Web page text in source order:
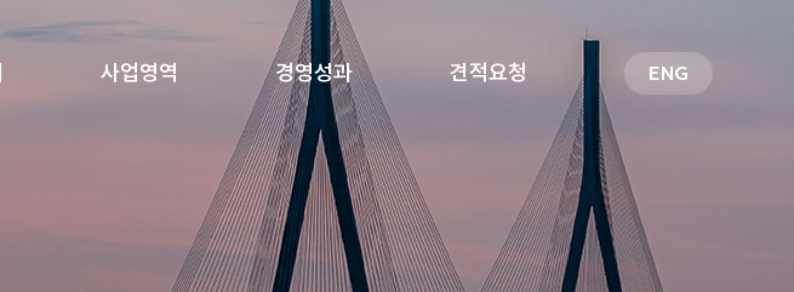
사업영역 경영성과 견적요청 ENG